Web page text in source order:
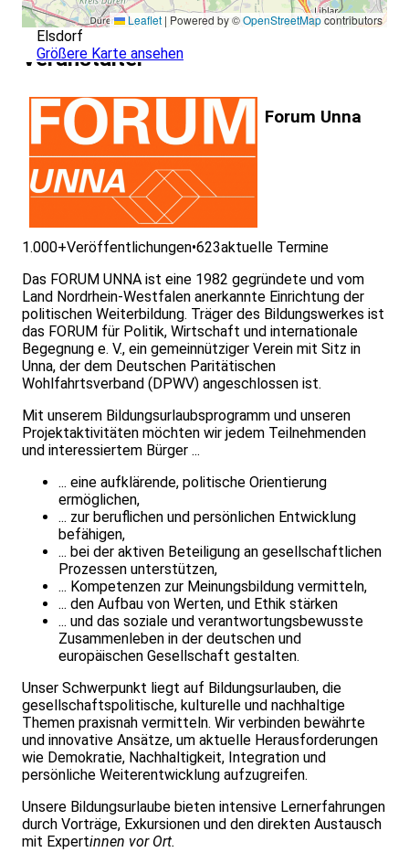
Leaflet | Powered by ©OpenStreetMapcontributors
Elsdorf
Größere Karte ansehen
Veranstalter
Forum Unna
1.000+Veröffentlichungen•623aktuelle Termine
Das FORUM UNNA ist eine 1982 gegründete und vom
Land Nordrhein-Westfalen anerkannte Einrichtung der
politischen Weiterbildung. Träger des Bildungswerkes ist
das FORUM für Politik, Wirtschaft und internationale
Begegnung e. V., ein gemeinnütziger Verein mit Sitz in
Unna, der dem Deutschen Paritätischen
Wohlfahrtsverband (DPWV) angeschlossen ist.
Mit unserem Bildungsurlaubsprogramm und unseren
Projektaktivitäten möchten wir jedem Teilnehmenden
und interessiertem Bürger ...
... eine aufklärende, politische Orientierung
ermöglichen,
... zur beruflichen und persönlichen Entwicklung
befähigen,
... bei der aktiven Beteiligung an gesellschaftlichen
Prozessen unterstützen,
... Kompetenzen zur Meinungsbildung vermitteln,
... den Aufbau von Werten, und Ethik stärken
... und das soziale und verantwortungsbewusste
Zusammenleben in der deutschen und
europäischen Gesellschaft gestalten.
Unser Schwerpunkt liegt auf Bildungsurlauben, die
gesellschaftspolitische, kulturelle und nachhaltige
Themen praxisnah vermitteln. Wir verbinden bewährte
und innovative Ansätze, um aktuelle Herausforderungen
wie Demokratie, Nachhaltigkeit, Integration und
persönliche Weiterentwicklung aufzugreifen.
Unsere Bildungsurlaube bieten intensive Lernerfahrungen
durch Vorträge, Exkursionen und den direkten Austausch
mit Expertinnen vor Ort.